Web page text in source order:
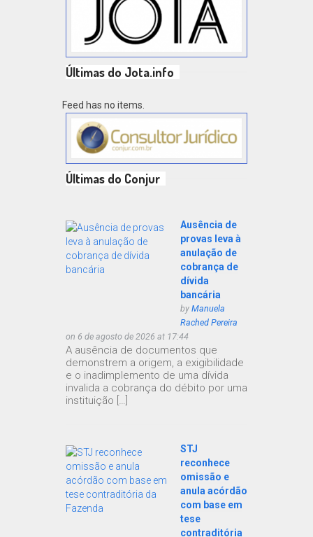
Últimas do Jota.info
Feed has no items.
Últimas do Conjur
Ausência de
provas leva à
anulação de
cobrança de
dívida
bancária
by Manuela
Rached Pereira
on 6 de agosto de 2026 at 17:44
A ausência de documentos que
demonstrem a origem, a exigibilidade
e o inadimplemento de uma dívida
invalida a cobrança do débito por uma
instituição […]
STJ
reconhece
omissão e
anula acórdão
com base em
tese
contraditória